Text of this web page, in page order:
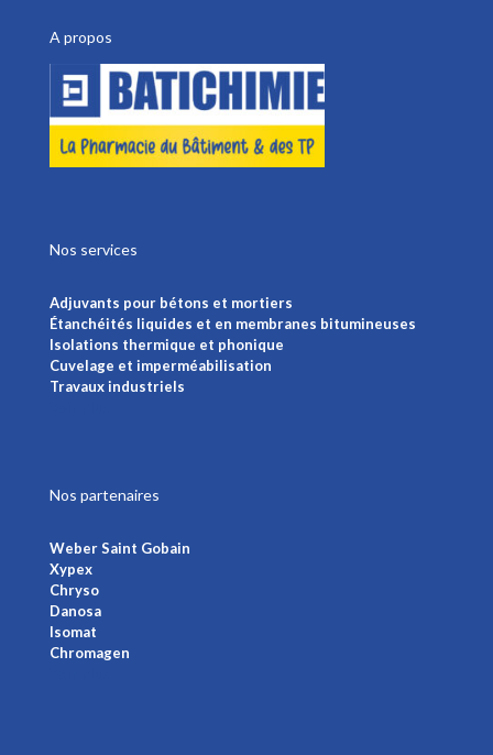
A propos
Nos services
Adjuvants pour bétons et mortiers
Étanchéités liquides et en membranes bitumineuses
Isolations thermique et phonique
Cuvelage et imperméabilisation
Travaux industriels
Nos partenaires
Weber Saint Gobain
Xypex
Chryso
Danosa
Isomat
Chromagen